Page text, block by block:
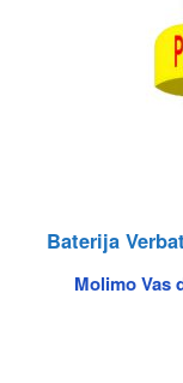
Baterija
Molimo Vas